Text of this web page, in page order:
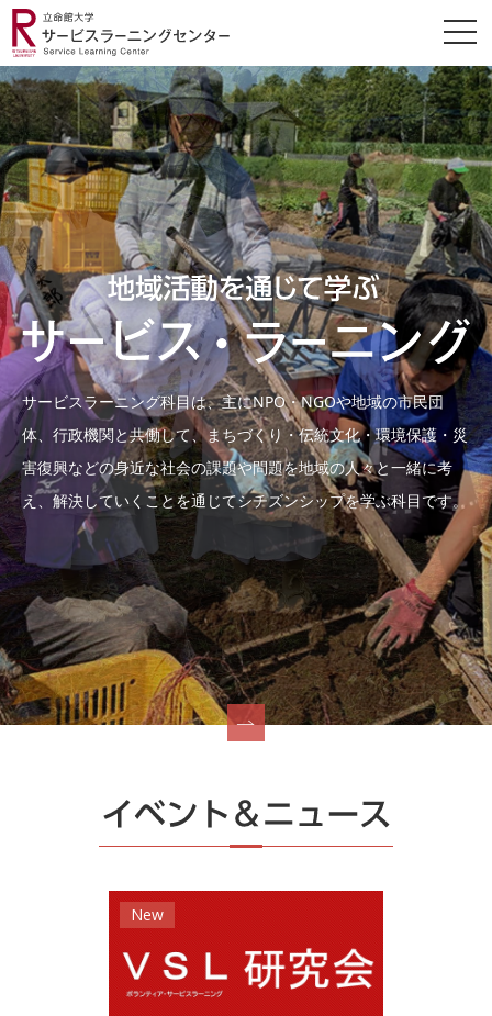
サービスラーニング科目は、主にNPO・NGOや地域の市民団
体、行政機関と共働して、まちづくり・伝統文化・環境保護・災
害復興などの身近な社会の課題や問題を地域の人々と一緒に考
え、解決していくことを通じてシチズンシップを学ぶ科目です。
New